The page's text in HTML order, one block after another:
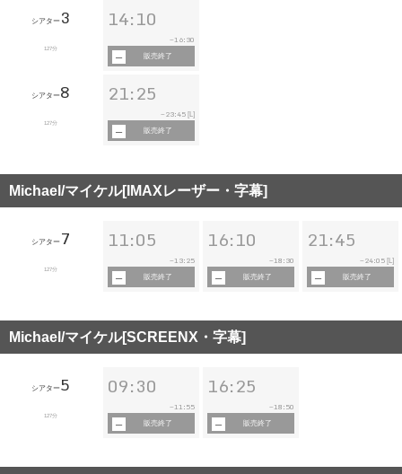
シアター 3
127分
14:10
~16:30
販売終了
シアター8
127分
21:25
~ 23:45 [L]
販売終了
Michael/マイケル[IMAXレーザー・字幕]
シアター 7
127分
11:05
~13:25
販売終了
16:10
~18:30
販売終了
21:45
~ 24:05 [L]
販売終了
Michael/マイケル[SCREENX・字幕]
シアター5
127分
09:30
~11:55
販売終了
16:25
~18:50
販売終了